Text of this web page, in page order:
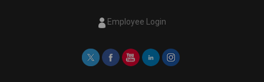
Employee Login